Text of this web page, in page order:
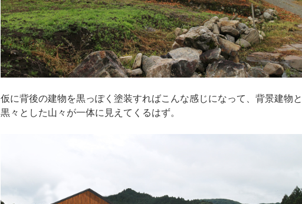
仮に背後の建物を黒っぽく塗装すればこんな感じになって、背景建物と
黒々とした山々が一体に見えてくるはず。